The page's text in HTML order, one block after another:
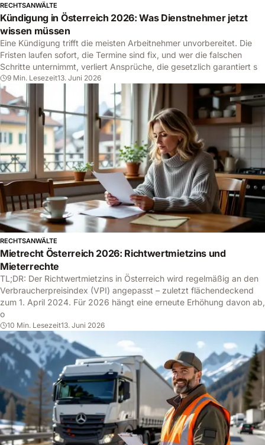
RECHTSANWÄLTE
Kündigung in Österreich 2026: Was Dienstnehmer jetzt
wissen müssen
Eine Kündigung trifft die meisten Arbeitnehmer unvorbereitet. Die
Fristen laufen sofort, die Termine sind fix, und wer die falschen
Schritte unternimmt, verliert Ansprüche, die gesetzlich garantiert s
9 Min. Lesezeit13. Juni 2026
RECHTSANWÄLTE
Mietrecht Österreich 2026: Richtwertmietzins und
Mieterrechte
TL;DR: Der Richtwertmietzins in Österreich wird regelmäßig an den
Verbraucherpreisindex (VPI) angepasst – zuletzt flächendeckend
zum 1. April 2024. Für 2026 hängt eine erneute Erhöhung davon ab,
o
10 Min. Lesezeit13. Juni 2026